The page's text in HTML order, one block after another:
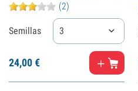
(2)
Semillas 3
24,00€